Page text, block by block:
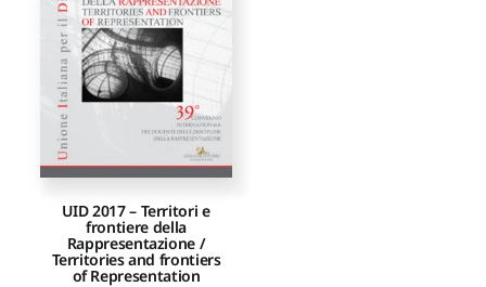
Proposte di pubblicazione
Gangemi Editore
UID 2017 – Territori e
frontiere della
Rappresentazione /
Territories and frontiers
of Representation